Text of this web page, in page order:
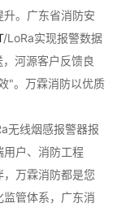
。广东省消防安
/LoRa实现报警数据
河源客户反馈良
"。万霖消防以优质
无线烟感报警器报
用户、消防工程
万霖消防都是您
管体系，广东消